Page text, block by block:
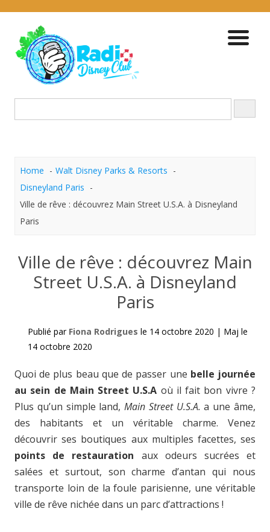
Home
Walt Disney Parks & Resorts
Disneyland Paris
Ville de rêve : découvrez Main Street U.S.A. à Disneyland
Paris
Ville de rêve : découvrez Main
Street U.S.A. à Disneyland
Paris
Publié par Fiona Rodrigues le 14 octobre 2020 | Maj le
14 octobre 2020
Quoi de plus beau que de passer une belle journée
au sein de Main Street U.S.A où il fait bon vivre ?
Plus qu’un simple land,Main Street U.S.A. a une âme,
des habitants et un véritable charme. Venez
découvrir ses boutiques aux multiples facettes, ses
points de restauration aux odeurs sucrées et
salées et surtout, son charme d’antan qui nous
transporte loin de la foule parisienne, une véritable
ville de rêve nichée dans un parc d’attractions !